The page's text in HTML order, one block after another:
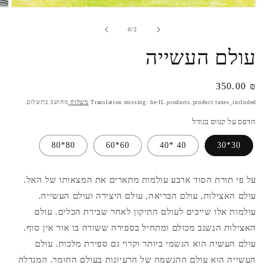
0/מתוך
2
עולם העשייה
מחיר
רגיל
₪ 350.00
Translation missing: he-IL.products.product.taxes_included משלוח מחושב בתשלום.
הדפס על קנווס בגודל
30*30
40 *40
60*60
80*80
על פי תורת הסוד ארבע עולמות מתארים את המצאותו של האל.
עולם האצילות, עולם הבריאה, עולם היצירה ועולם העשייה.
עולמות אלו שייכים לעולם התיקון לאחר שבירת הכלים. עולם
האצילות הנשגב מכולם ומתחיל בספירה ששורה בו אור אין סוף.
עולם העשיה הוא הגשמי ביותר וקרוי גם ספירת מלכות. עולם
העשייה הוא עולם ההגשמה של הרעיונות בעולם החומר. המנדלה